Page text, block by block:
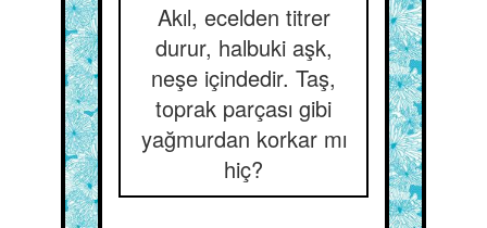
Akıl, ecelden titrer
durur, halbuki aşk,
neşe içindedir. Taş,
toprak parçası gibi
yağmurdan korkar mı
hiç?